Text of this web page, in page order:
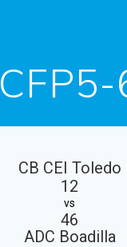
CFP5-
CB CEI Toledo
12
vs
46
ADC Boadilla